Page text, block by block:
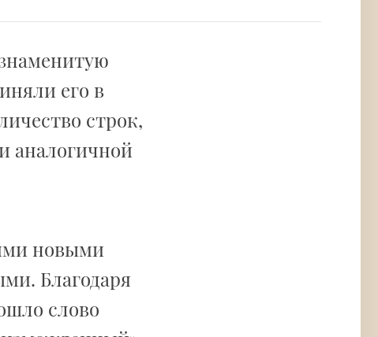
его в
строк,
аналогичной
новыми
Благодаря
слово